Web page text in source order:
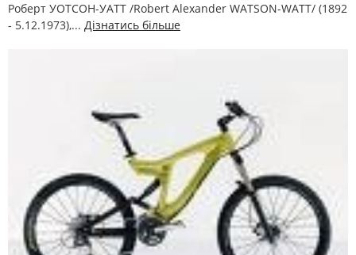
Роберт УОТСОН-УАТТ /Robert Alexander WATSON-WATT/ (1892
- 5.12.1973),... Дізнатись більше